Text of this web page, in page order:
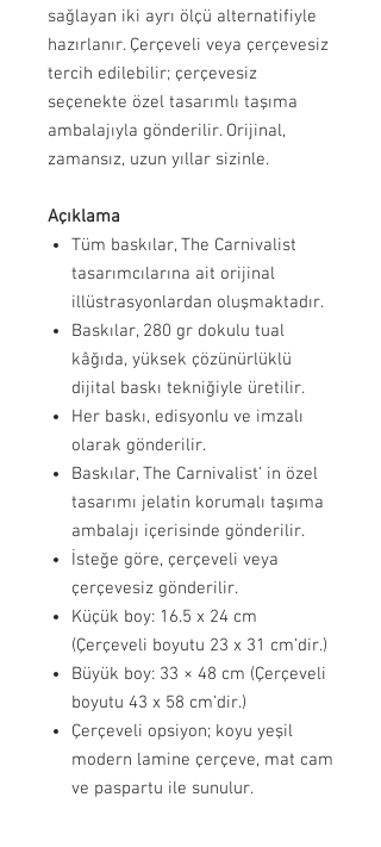
sağlayan iki ayrı ölçü alternatifiyle
hazırlanır. Çerçeveli veya çerçevesiz
tercih edilebilir; çerçevesiz
seçenekte özel tasarımlı taşıma
ambalajıyla gönderilir. Orijinal,
zamansız, uzun yıllar sizinle.
Açıklama
Tüm baskılar, The Carnivalist
tasarımcılarına ait orijinal
illüstrasyonlardan oluşmaktadır.
Baskılar, 280 gr dokulu tual
kâğıda, yüksek çözünürlüklü
dijital baskı tekniğiyle üretilir.
Her baskı, edisyonlu ve imzalı
olarak gönderilir.
Baskılar, The Carnivalist’ in özel
tasarımı jelatin korumalı taşıma
ambalajı içerisinde gönderilir.
İsteğe göre, çerçeveli veya
çerçevesiz gönderilir.
Küçük boy: 16.5 x 24 cm
(Çerçeveli boyutu 23 x 31 cm’dir.)
Büyük boy: 33 × 48 cm (Çerçeveli
boyutu 43 x 58 cm’dir.)
Çerçeveli opsiyon; koyu yeşil
modern lamine çerçeve, mat cam
ve paspartu ile sunulur.